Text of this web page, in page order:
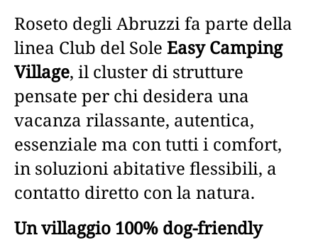
Roseto degli Abruzzi fa parte della
linea Club del Sole Easy Camping
Village, il cluster di strutture
pensate per chi desidera una
vacanza rilassante, autentica,
essenziale ma con tutti i comfort,
in soluzioni abitative flessibili, a
contatto diretto con la natura.
Un villaggio 100% dog-friendly